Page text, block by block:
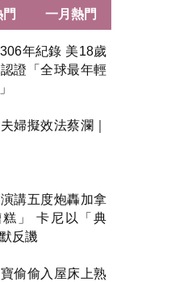
年紀錄 美18歲
證「全球最年輕
婦擬效法蔡瀾｜
講五度炮轟加拿
糕」 卡尼以「典
反譏
偷偷入屋床上熟
一月熱門